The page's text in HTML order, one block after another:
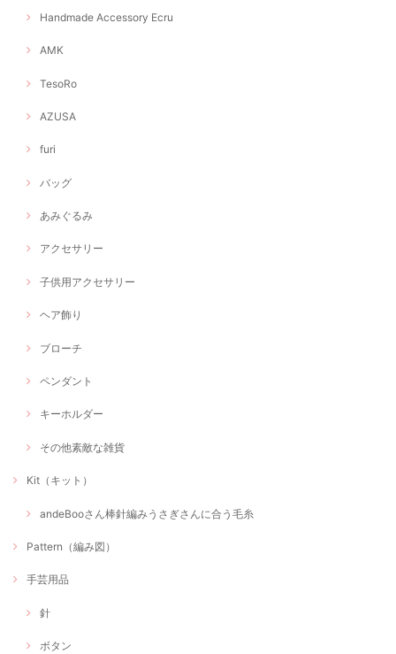
Handmade Accessory Ecru
AMK
TesoRo
AZUSA
furi
バッグ
あみぐるみ
アクセサリー
子供用アクセサリー
ヘア飾り
ブローチ
ペンダント
キーホルダー
その他素敵な雑貨
Kit（キット）
andeBooさん棒針編みうさぎさんに合う毛糸
Pattern（編み図）
手芸用品
針
ボタン